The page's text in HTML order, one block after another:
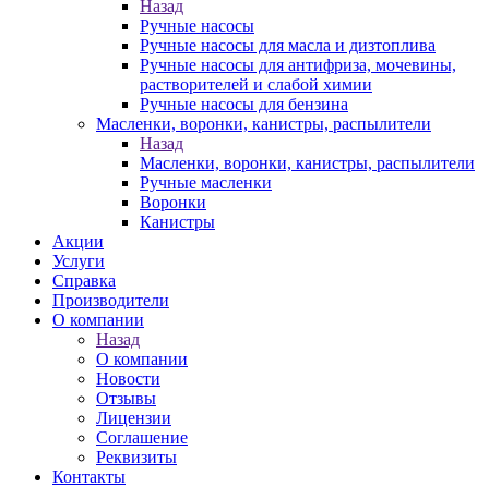
Назад
Ручные насосы
Ручные насосы для масла и дизтоплива
Ручные насосы для антифриза, мочевины,
растворителей и слабой химии
Ручные насосы для бензина
Масленки, воронки, канистры, распылители
Назад
Масленки, воронки, канистры, распылители
Ручные масленки
Воронки
Канистры
Акции
Услуги
Справка
Производители
О компании
Назад
О компании
Новости
Отзывы
Лицензии
Соглашение
Реквизиты
Контакты